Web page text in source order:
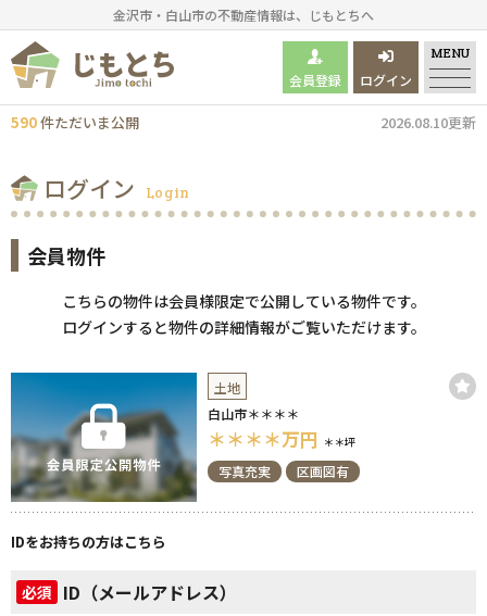
金沢市・白山市の不動産情報は、じもとちへ
590件ただいま公開 2026.08.10更新
会員登録 ログイン
MENU
ログイン Login
会員物件
こちらの物件は会員様限定で公開している物件です。
ログインすると物件の詳細情報がご覧いただけます。
土地
白山市＊＊＊＊
＊＊＊＊万円 ＊＊坪
写真充実 区画図有
IDをお持ちの方はこちら
必須 ID（メールアドレス）